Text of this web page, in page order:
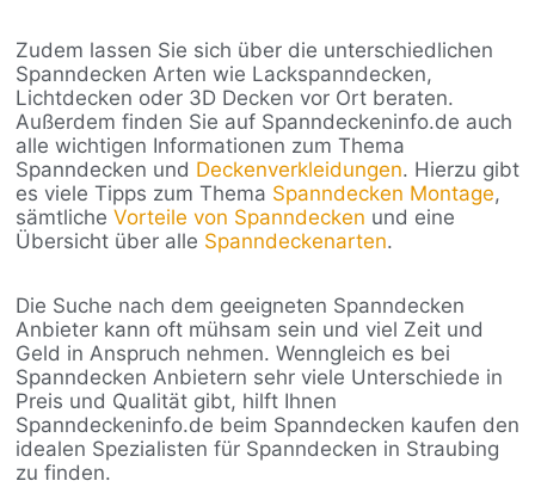
Zudem lassen Sie sich über die unterschiedlichen
Spanndecken Arten wie Lackspanndecken,
Lichtdecken oder 3D Decken vor Ort beraten.
Außerdem finden Sie auf Spanndeckeninfo.de auch
alle wichtigen Informationen zum Thema
Spanndecken und Deckenverkleidungen. Hierzu gibt
es viele Tipps zum Thema Spanndecken Montage,
sämtliche Vorteile von Spanndecken und eine
Übersicht über alle Spanndeckenarten.
Die Suche nach dem geeigneten Spanndecken
Anbieter kann oft mühsam sein und viel Zeit und
Geld in Anspruch nehmen. Wenngleich es bei
Spanndecken Anbietern sehr viele Unterschiede in
Preis und Qualität gibt, hilft Ihnen
Spanndeckeninfo.de beim Spanndecken kaufen den
idealen Spezialisten für Spanndecken in Straubing
zu finden.